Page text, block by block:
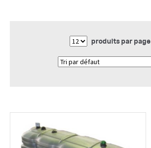
produits par page